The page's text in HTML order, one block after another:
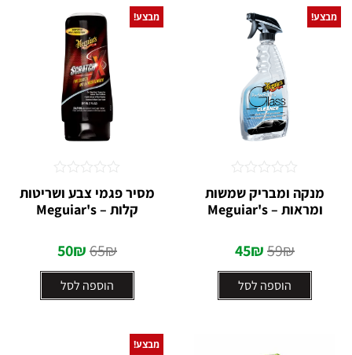
מבצע!
מנקה ומבריק שמשות
ומראות – Meguiar's
59₪
45₪
הוספה לסל
0
מתוך
מבצע!
מסיר פגמי צבע ושריטות
קלות – Meguiar's
65₪
50₪
הוספה לסל
0
מתוך
מבצע!